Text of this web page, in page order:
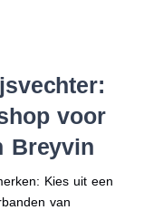
voor
Breyvin
Kies uit een
van